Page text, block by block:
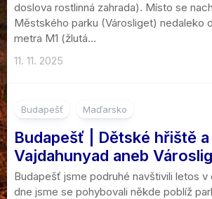
doslova rostlinná zahrada). Místo se
Městského parku (Városliget) nedaleko
metra M1 (žlutá...
11. 11. 2025
Budapešť Maďarsko
Budapešť | Dětské hřiště
Vajdahunyad aneb
Budapešť jsme podruhé navštivili letos v
dne jsme se pohybovali někde poblíž